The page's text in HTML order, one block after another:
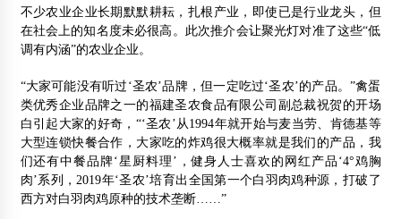
不少农业企业长期默默耕耘，扎根产业，即使已是行业龙头，但
在社会上的知名度未必很高。此次推介会让聚光灯对准了这些“低
调有内涵”的农业企业。
“大家可能没有听过‘圣农’品牌，但一定吃过‘圣农’的产品。”禽蛋
类优秀企业品牌之一的福建圣农食品有限公司副总裁祝贺的开场
白引起大家的好奇，“‘圣农’从1994年就开始与麦当劳、肯德基等
大型连锁快餐合作，大家吃的炸鸡很大概率就是我们的产品，我
们还有中餐品牌‘星厨料理’，健身人士喜欢的网红产品‘4°鸡胸
肉’系列，2019年‘圣农’培育出全国第一个白羽肉鸡种源，打破了
西方对白羽肉鸡原种的技术垄断……”